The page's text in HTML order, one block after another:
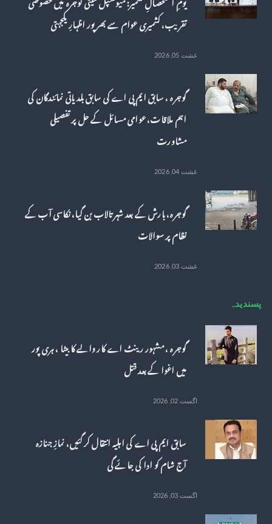
تقریب، کشمیری عوام سے بھرپور اظہارِ یکجہتی
غشت 05, 2026
گوجرہ ، سابق ایم پی اے کی سابق بلدیاتی نمائندگان کی
اہم ملاقات، عوامی مسائل کے حل پر تفصیلی
مشاورت
غشت 04, 2026
گوجرہ، بارش کے بعد شہر تالاب بن گیا، نکاسی آب کے
نظام پر سوالات
غشت 03, 2026
پسندیدہ
گوجرہ ، مشہور رینٹ اے کار والے کا بیٹا ، ہری پور
میں اغوا کے بعد قتل
اگست 02, 2026
سابق ایم پی اے کی اہلیہ انتقال کر گئیں، نمازِ جنازہ
آج شام کو ادا کی جائے گی
اگست 03, 2026